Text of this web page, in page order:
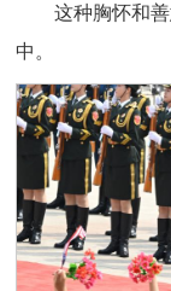
这种胸怀和
中。